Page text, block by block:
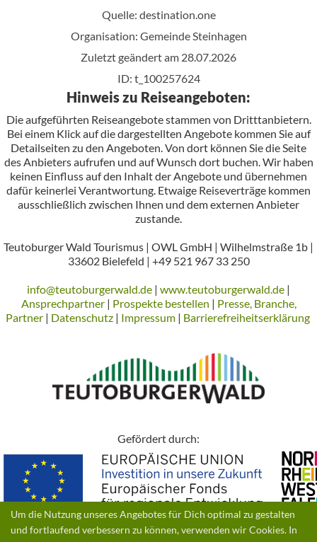
Quelle: destination.one
Organisation: Gemeinde Steinhagen
Zuletzt geändert am 28.07.2026
ID: t_100257624
Hinweis zu Reiseangeboten:
Die aufgeführten Reiseangebote stammen von Dritttanbietern.
Bei einem Klick auf die dargestellten Angebote kommen Sie auf
Detailseiten zu den Angeboten. Von dort können Sie die Seite
des Anbieters aufrufen und auf Wunsch dort buchen. Wir haben
keinen Einfluss auf den Inhalt der Angebote und übernehmen
dafür keinerlei Verantwortung. Etwaige Reiseverträge kommen
ausschließlich zwischen Ihnen und dem externen Anbieter
zustande.
Teutoburger Wald Tourismus | OWL GmbH | Wilhelmstraße 1b |
33602 Bielefeld | +49 521 967 33 250
info@teutoburgerwald.de | www.teutoburgerwald.de |
Ansprechpartner| Prospekte bestellen | Presse, Branche,
Partner| Datenschutz| Impressum| Barrierefreiheitserklärung
Gefördert durch:
Um die Nutzung unseres Angebotes für Dich optimal zu gestalten
und fortlaufend verbessern zu können, verwenden wir Cookies. In